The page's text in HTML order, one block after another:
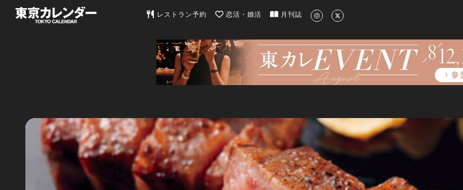
東京カレンダー | 最新のグルメ、洗練されたライフスタイル情報
レストラン予約 恋活・婚活 月刊誌